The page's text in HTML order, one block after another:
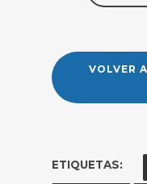
VOLVER
ETIQUETAS: